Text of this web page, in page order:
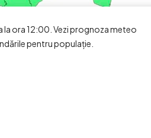
la ora 12:00. Vezi prognoza meteo
pentru populație.